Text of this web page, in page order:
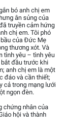
bó anh chị em
ân sủng của
truyền cảm hứng
chị em. Tôi phó
của Đức Mẹ
thương xót. Và
tình yêu – tình yêu
đầu trước khi
anh chị em là một
đáo và cần thiết;
cả trong mạng lưới
ngọn đèn.
chứng nhân của
hội và thành